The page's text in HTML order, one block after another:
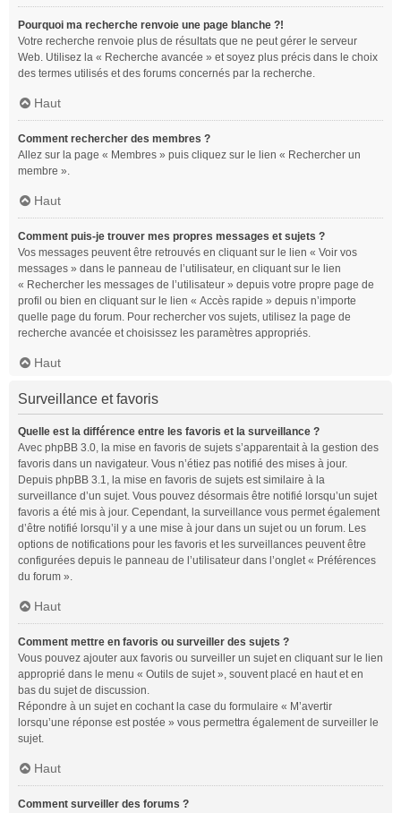
Pourquoi ma recherche renvoie une page blanche ?!
Votre recherche renvoie plus de résultats que ne peut gérer le serveur
Web. Utilisez la « Recherche avancée » et soyez plus précis dans le choix
des termes utilisés et des forums concernés par la recherche.
Haut
Comment rechercher des membres ?
Allez sur la page « Membres » puis cliquez sur le lien « Rechercher un
membre ».
Haut
Comment puis-je trouver mes propres messages et sujets ?
Vos messages peuvent être retrouvés en cliquant sur le lien « Voir vos
messages » dans le panneau de l’utilisateur, en cliquant sur le lien
« Rechercher les messages de l’utilisateur » depuis votre propre page de
profil ou bien en cliquant sur le lien « Accès rapide » depuis n’importe
quelle page du forum. Pour rechercher vos sujets, utilisez la page de
recherche avancée et choisissez les paramètres appropriés.
Haut
Surveillance et favoris
Quelle est la différence entre les favoris et la surveillance ?
Avec phpBB 3.0, la mise en favoris de sujets s’apparentait à la gestion des
favoris dans un navigateur. Vous n’étiez pas notifié des mises à jour.
Depuis phpBB 3.1, la mise en favoris de sujets est similaire à la
surveillance d’un sujet. Vous pouvez désormais être notifié lorsqu’un sujet
favoris a été mis à jour. Cependant, la surveillance vous permet également
d’être notifié lorsqu’il y a une mise à jour dans un sujet ou un forum. Les
options de notifications pour les favoris et les surveillances peuvent être
configurées depuis le panneau de l’utilisateur dans l’onglet « Préférences
du forum ».
Haut
Comment mettre en favoris ou surveiller des sujets ?
Vous pouvez ajouter aux favoris ou surveiller un sujet en cliquant sur le lien
approprié dans le menu « Outils de sujet », souvent placé en haut et en
bas du sujet de discussion.
Répondre à un sujet en cochant la case du formulaire « M’avertir
lorsqu’une réponse est postée » vous permettra également de surveiller le
sujet.
Haut
Comment surveiller des forums ?